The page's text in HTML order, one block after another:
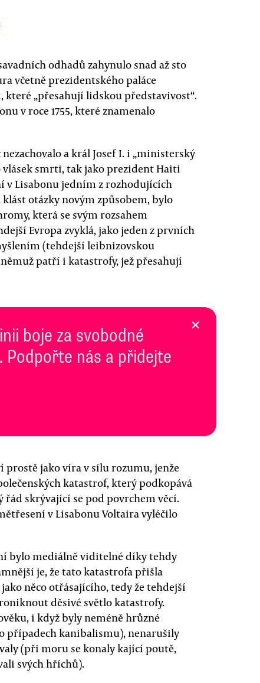
odhadů zahynulo snad až sto
včetně prezidentského paláce
„přesahují lidskou představivost“.
v roce 1755, které znamenalo
a král Josef I. i „ministerský
smrti, tak jako prezident Haiti
v Lisabonu jedním z rozhodujících
otázky novým způsobem, bylo
která se svým rozsahem
Evropa zvyklá, jako jeden z prvních
(tehdejší leibnizovskou
patří i katastrofy, jež přesahují
boje za svobodné
Podpořte nás a přidejte
×
jako víra v sílu rozumu, jenže
katastrof, který podkopává
skrývající se pod povrchem věcí.
v Lisabonu Voltaira vyléčilo
bylo mediálně viditelné díky tehdy
je, že tato katastrofa přišla
něco otřásajícího, tedy že tehdejší
děsivé světlo katastrofy.
i když byly neméně hrůzné
kanibalismu), nenarušily
(při moru se konaly kající poutě,
svých hříchů).